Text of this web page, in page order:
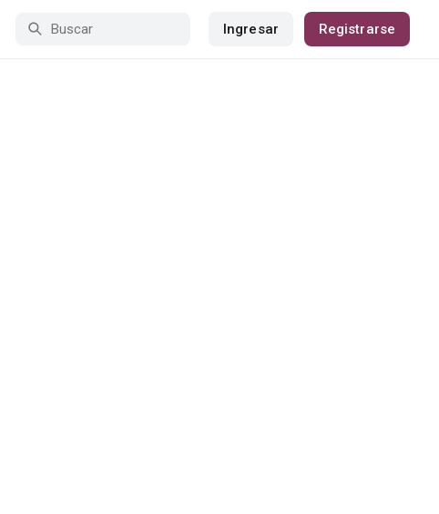
Ingresar Registrarse